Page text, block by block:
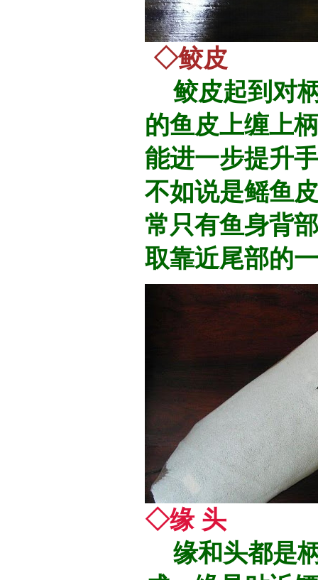
◇鲛皮
鲛皮起到对
的鱼皮上缠上
能进一步提升
不如说是鳐鱼
常只有鱼身背
取靠近尾部的
◇缘 头
缘和头都是